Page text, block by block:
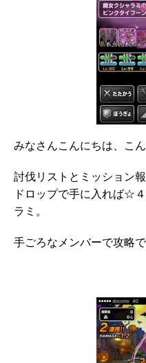
みなさんこんにちは、こん
討伐リストとミッション
ドロップで手に入れば☆
ラミ。
手ごろなメンバーで攻略